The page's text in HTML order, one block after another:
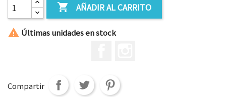
 AÑADIR AL CARRITO
 Últimas unidades en stock
Compartir